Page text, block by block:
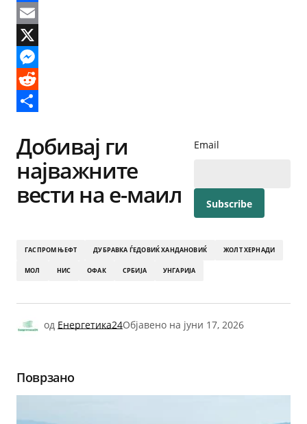
Facebook
Email
X
Messenger
Reddit
Добивај ги
најважните
вести на е-маил
Email
ГАСПРОМ ЊЕФТ ДУБРАВКА ЃЕДОВИЌ ХАНДАНОВИЌ ЖОЛТ ХЕРНАДИ
МОЛ НИС ОФАК СРБИЈА УНГАРИЈА
од Енергетика24Објавено на јуни 17, 2026
Поврзано